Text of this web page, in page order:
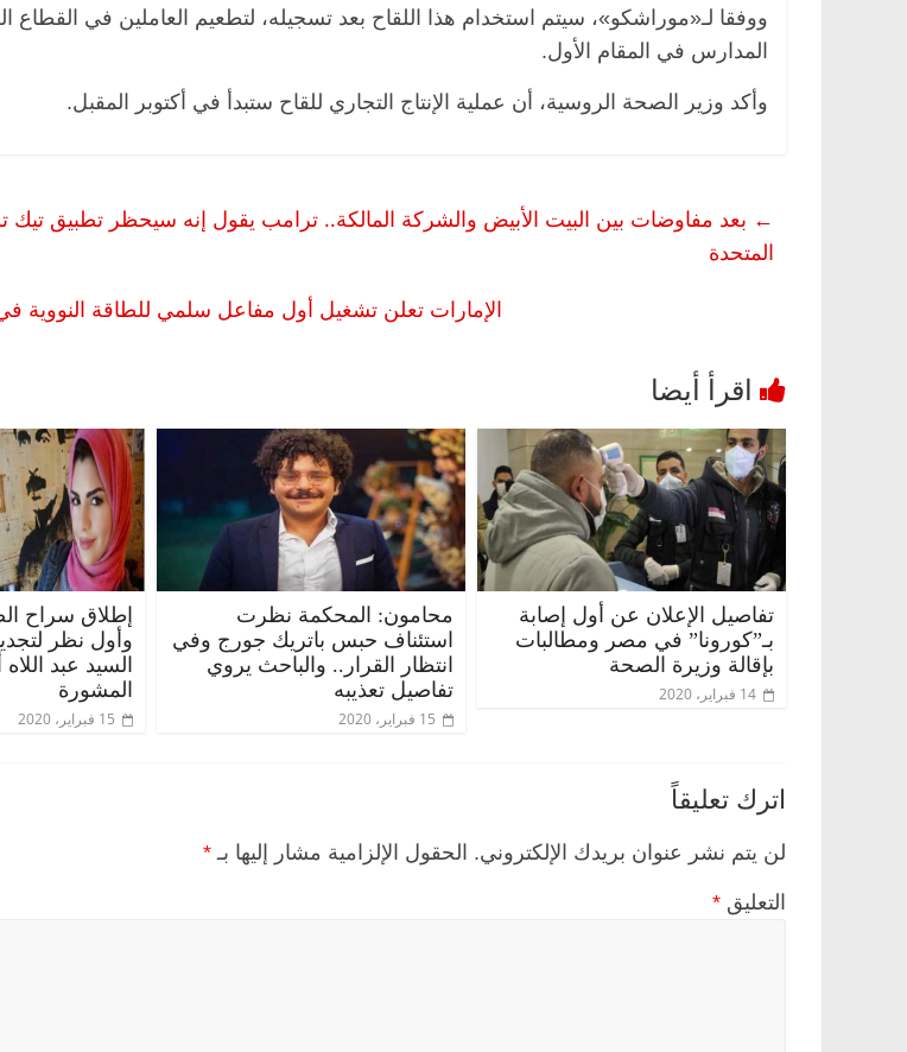
ووفقا لـ«موراشكو»، سيتم استخدام هذا اللقاح بعد تسجيله، لتطعيم العاملين في القطاع
المدارس في المقام الأول.
وأكد وزير الصحة الروسية، أن عملية الإنتاج التجاري للقاح ستبدأ في أكتوبر المقبل.
← بعد مفاوضات بين البيت الأبيض والشركة المالكة.. ترامب يقول إنه سيحظر تطبيق تيك
المتحدة
الإمارات تعلن تشغيل أول مفاعل سلمي للطاقة النووية في
تفاصيل الإعلان عن أول إصابة
بـ”كورونا” في مصر ومطالبات
بإقالة وزيرة الصحة
14 فبراير، 2020
محامون: المحكمة نظرت
استئناف حبس باتريك جورج وفي
انتظار القرار.. والباحث يروي
تفاصيل تعذيبه
15 فبراير، 2020
إطلاق سراح
وأول نظر
السيد عبد اللاه
المشورة
15 فبراير، 2020
اترك تعليقاً
لن يتم نشر عنوان بريدك الإلكتروني. الحقول الإلزامية مشار إليها بـ *
التعليق *
مقعد شاغر على مائدة الإفطار.. يحيى
حسين عبدالهادي فارس مقاومة
(بروفايل)
21 فبراير، 2026
في ذكرى رحيله.. د. نور فرحات فقيه
قانوني دافع عن قضايا الوطن وانحاز
26 يناير، 2026
وحيداً على أبواب